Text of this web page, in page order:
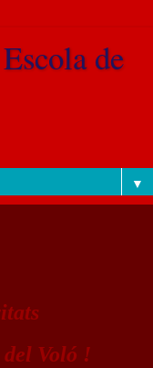
de
▼
Voló !